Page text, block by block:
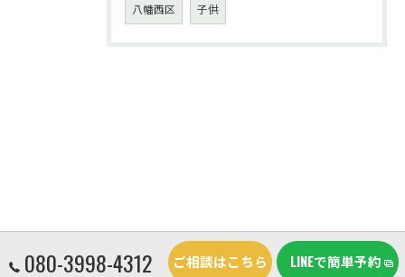
八幡西区 子供
080-3998-4312 ご相談はこちら LINEで簡単予約